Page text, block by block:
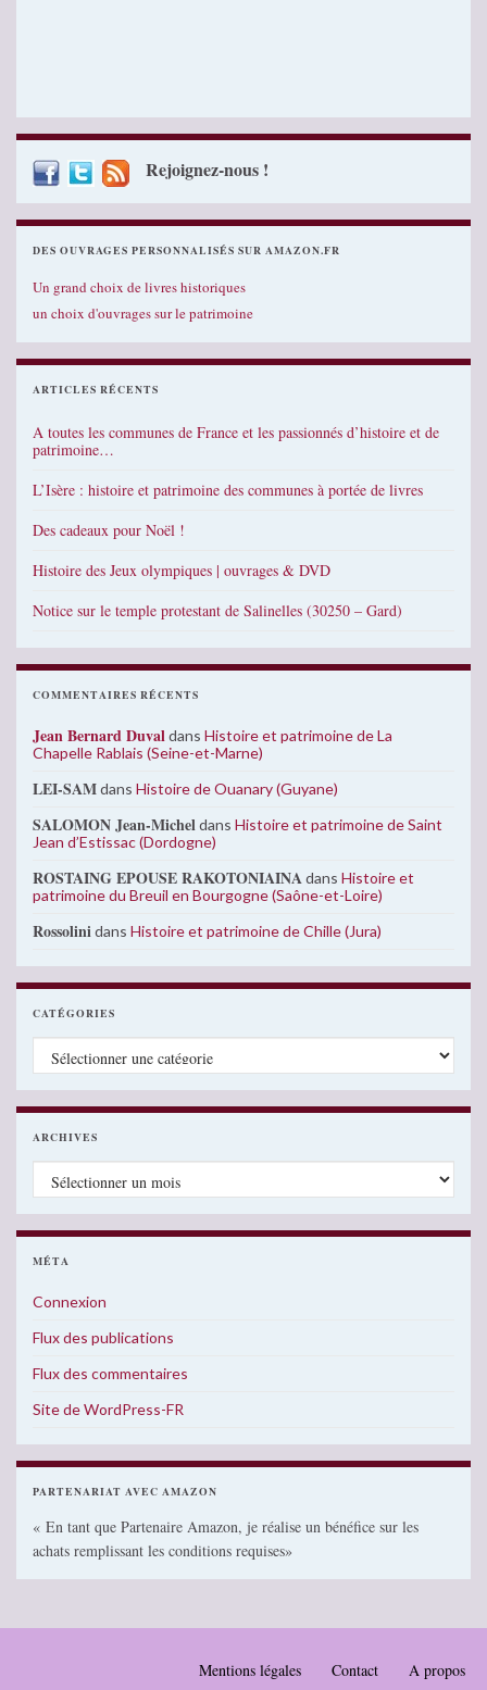
Rejoignez-nous !
DES OUVRAGES PERSONNALISÉS SUR AMAZON.FR
Un grand choix de livres historiques
un choix d'ouvrages sur le patrimoine
ARTICLES RÉCENTS
A toutes les communes de France et les passionnés d’histoire et de
patrimoine…
L’Isère : histoire et patrimoine des communes à portée de livres
Des cadeaux pour Noël !
Histoire des Jeux olympiques | ouvrages & DVD
Notice sur le temple protestant de Salinelles (30250 – Gard)
COMMENTAIRES RÉCENTS
Jean Bernard Duvaldans Histoire et patrimoine de La
Chapelle Rablais (Seine-et-Marne)
LEI-SAMdans Histoire de Ouanary (Guyane)
SALOMON Jean-Micheldans Histoire et patrimoine de Saint
Jean d’Estissac (Dordogne)
ROSTAING EPOUSE RAKOTONIAINAdans Histoire et
patrimoine du Breuil en Bourgogne (Saône-et-Loire)
Rossolinidans Histoire et patrimoine de Chille (Jura)
CATÉGORIES
ARCHIVES
MÉTA
Connexion
Flux des publications
Flux des commentaires
Site de WordPress-FR
PARTENARIAT AVEC AMAZON
« En tant que Partenaire Amazon, je réalise un bénéfice sur les
achats remplissant les conditions requises»
Mentions légales Contact A propos